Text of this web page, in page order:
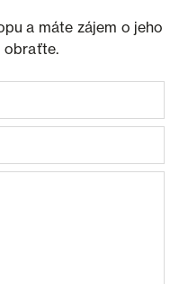
a máte zájem o jeho
obraťte.